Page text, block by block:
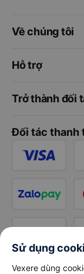
Về chúng tôi
Hỗ trợ
Trở thành đối
Đối tác thanh
Sử dụng
Vexere dùng